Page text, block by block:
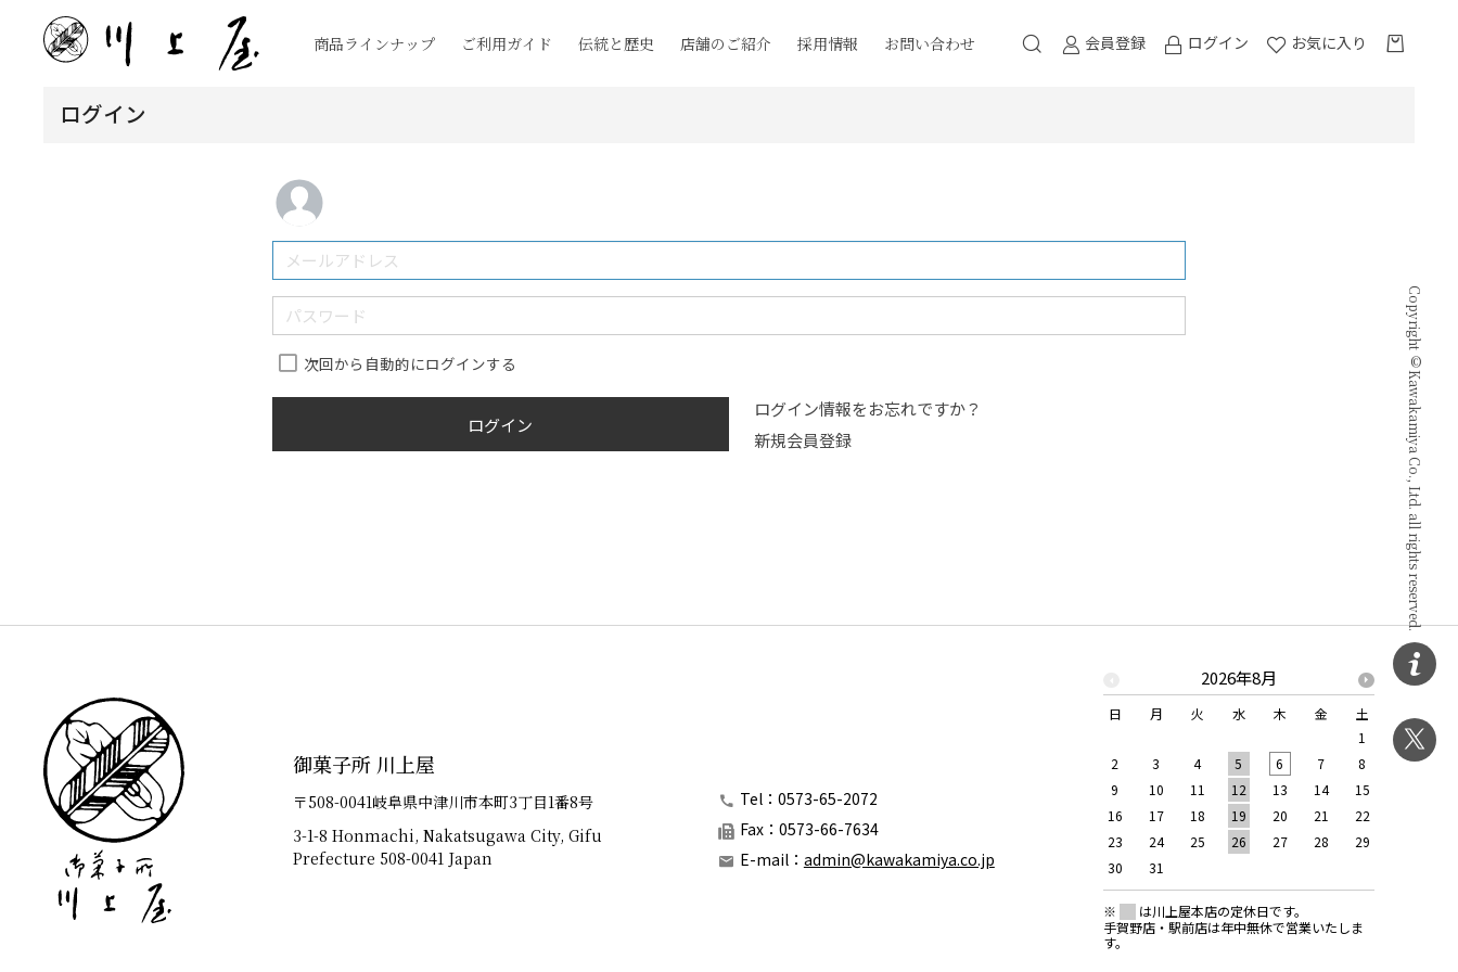
商品ラインナップ ご利用ガイド 伝統と歴史 店舗のご紹介 採用情報 お問い合わせ 会員登録 ログイン お気に入り
ログイン
次回から自動的にログインする
ログイン
ログイン情報をお忘れですか？
新規会員登録
御菓子所 川上屋
〒508-0041岐阜県中津川市本町3丁目1番8号
3-1-8 Honmachi, Nakatsugawa City, Gifu
Prefecture 508-0041 Japan
Tel：0573-65-2072
Fax：0573-66-7634
E-mail： admin@kawakamiya.co.jp
2026年8月
日 月 火 水 木 金
土
1
2
3 4 5 6 7
8
9
10 11 12 13 14
15
16
17 18 19 20 21
22
23
24 25 26 27 28
29
30
31
7
※
は川上屋本店の定休日です。
手賀野店・駅前店は年中無休で営業いたしま
す。
Copyright © Kawakamiya Co., Ltd. all rights reserved.